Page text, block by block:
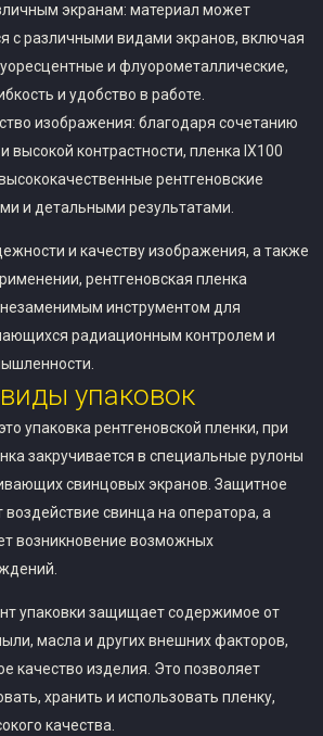
экранам: материал может
с различными видами экранов, включая
и флуорометаллические,
и удобство в работе.
изображения: благодаря сочетанию
высокой контрастности, пленка IX100
рентгеновские
и детальными результатами.
и качеству изображения, а также
рентгеновская пленка
незаменимым инструментом для
радиационным контролем и
упаковок
упаковка рентгеновской пленки, при
закручивается в специальные рулоны
свинцовых экранов. Защитное
свинца на оператора, а
возникновение возможных
упаковки защищает содержимое от
масла и других внешних факторов,
качество изделия. Это позволяет
хранить и использовать пленку,
качества.